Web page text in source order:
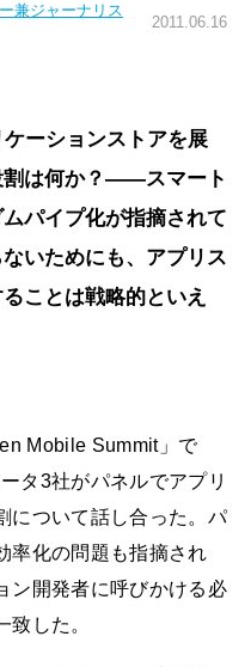
兼ジャーナリス
2011.06.16
ーションストアを展
割は何か？――スマート
パイプ化が指摘されて
いためにも、アプリス
ことは戦略的といえ
Mobile Summit」で
タ3社がパネルでアプリ
について話し合った。パ
率化の問題も指摘され
ン開発者に呼びかける必
した。